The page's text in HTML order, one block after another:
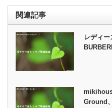
関連記事
レディ
Ground